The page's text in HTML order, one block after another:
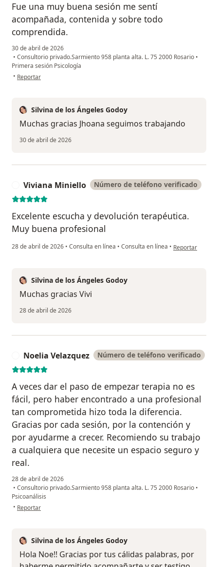
Fue una muy buena sesión me sentí
acompañada, contenida y sobre todo
comprendida.
30 de abril de 2026
• Consultorio privado.Sarmiento 958 planta alta. L. 75 2000 Rosario •
Primera sesión Psicología
• en opinión del usuario Johana M.
Reportar
Silvina de los Ángeles Godoy
Muchas gracias Jhoana seguimos trabajando
30 de abril de 2026
Viviana Miniello Número de teléfono verificado
Excelente escucha y devolución terapéutica.
Muy buena profesional
28 de abril de 2026 • Consulta en línea • Consulta en línea • en opinión del
Reportar
Silvina de los Ángeles Godoy
Muchas gracias Vivi
28 de abril de 2026
Noelia Velazquez Número de teléfono verificado
A veces dar el paso de empezar terapia no es
fácil, pero haber encontrado a una profesional
tan comprometida hizo toda la diferencia.
Gracias por cada sesión, por la contención y
por ayudarme a crecer. Recomiendo su trabajo
a cualquiera que necesite un espacio seguro y
real.
28 de abril de 2026
• Consultorio privado.Sarmiento 958 planta alta. L. 75 2000 Rosario •
Psicoanálisis
• en opinión del usuario Noelia Velazquez
Reportar
Silvina de los Ángeles Godoy
Hola Noe!! Gracias por tus cálidas palabras, por